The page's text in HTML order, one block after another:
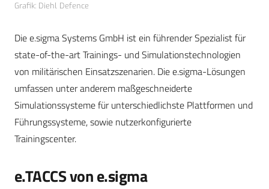
Grafik: Diehl Defence
Die e.sigma Systems GmbH ist ein führender Spezialist für
state-of-the-art Trainings- und Simulationstechnologien
von militärischen Einsatzszenarien. Die e.sigma-Lösungen
umfassen unter anderem maßgeschneiderte
Simulationssysteme für unterschiedlichste Plattformen und
Führungssysteme, sowie nutzerkonfigurierte
Trainingscenter.
e.TACCS von e.sigma